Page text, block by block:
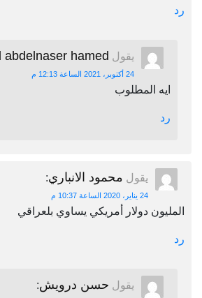
رد
يقول abdelnaser hamed
24 أكتوبر، 2021 الساعة 12:13 م
ايه المطلوب
رد
يقول محمود الانباري:
24 يناير، 2020 الساعة 10:37 م
المليون دولار أمريكي يساوي بلعراقي
رد
يقول حسن درويش: